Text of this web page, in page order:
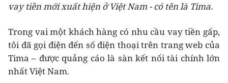
vay tiền mới xuất hiện ở Việt Nam - có tên là Tima.
Trong vai một khách hàng có nhu cầu vay tiền gấp,
tôi đã gọi điện đến số điện thoại trên trang web của
Tima – được quảng cáo là sàn kết nối tài chính lớn
nhất Việt Nam.